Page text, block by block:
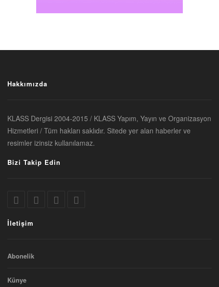
Hakkımızda
KLASS Dergisi 2004-2015 / KLASS Yapım, Yayın ve Organizasyon
Hizmetleri / Tüm hakları saklıdır. Sitede yer alan haberler ve
resimler izinsiz kullanılamaz.
Bizi Takip Edin
İletişim
Abonelik
Künye